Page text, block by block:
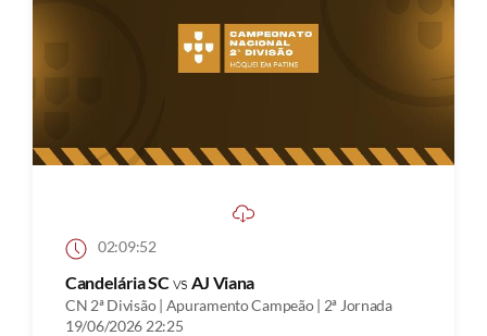
02:09:52
Candelária SCvs AJ Viana
CN 2ª Divisão | Apuramento Campeão | 2ª Jornada
19/06/2026 22:25